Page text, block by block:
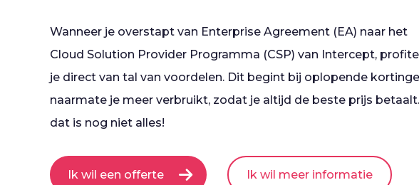
Wanneer je overstapt van Enterprise Agreement (EA) naar het
Cloud Solution Provider Programma (CSP) van Intercept,
je direct van tal van voordelen. Dit begint bij oplopende
naarmate je meer verbruikt, zodat je altijd de beste prijs
dat is nog niet alles!
Ik wil een offerte Ik wil meer informatie